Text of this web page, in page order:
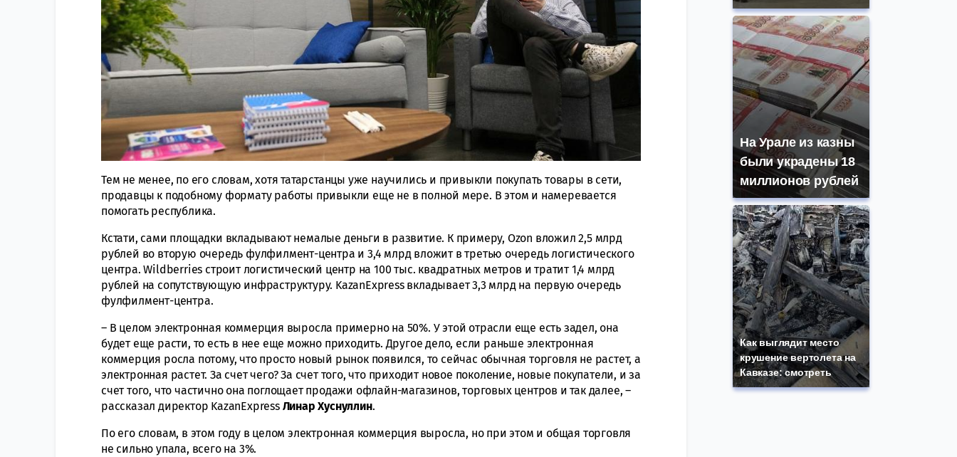
Тем не менее, по его словам, хотя татарстанцы уже научились и привыкли покупать товары в сети,
продавцы к подобному формату работы привыкли еще не в полной мере. В этом и намеревается
помогать республика.
Кстати, сами площадки вкладывают немалые деньги в развитие. К примеру, Ozon вложил 2,5 млрд
рублей во вторую очередь фулфилмент-центра и 3,4 млрд вложит в третью очередь логистического
центра. Wildberries строит логистический центр на 100 тыс. квадратных метров и тратит 1,4 млрд
рублей на сопутствующую инфраструктуру. KazanExpress вкладывает 3,3 млрд на первую очередь
фулфилмент-центра.
– В целом электронная коммерция выросла примерно на 50%. У этой отрасли еще есть задел, она
будет еще расти, то есть в нее еще можно приходить. Другое дело, если раньше электронная
коммерция росла потому, что просто новый рынок появился, то сейчас обычная торговля не растет, а
электронная растет. За счет чего? За счет того, что приходит новое поколение, новые покупатели, и за
счет того, что частично она поглощает продажи офлайн-магазинов, торговых центров и так далее, –
рассказал директор KazanExpress Линар Хуснуллин.
По его словам, в этом году в целом электронная коммерция выросла, но при этом и общая торговля
не сильно упала, всего на 3%.
На Урале из казны
были украдены 18
миллионов рублей
Как выглядит место
крушение вертолета на
Кавказе: смотреть